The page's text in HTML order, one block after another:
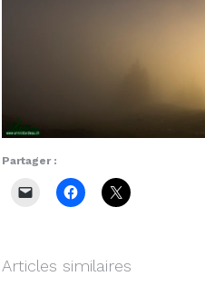
Partager :
Articles similaires